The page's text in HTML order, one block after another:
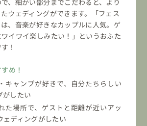
、細かい部分までこだわると、より
ウェディングができます。「フェス
、音楽が好きなカップルに人気。ゲ
イワイ楽しみたい！」というおふた
！
め！
キャンプが好きで、自分たちらしい
がしたい
た場所で、ゲストと距離が近いアッ
ェディングがしたい